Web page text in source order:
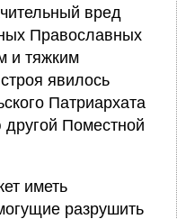
вред
Православных
и тяжким
явилось
Патриархата
другой Поместной
иметь
разрушить